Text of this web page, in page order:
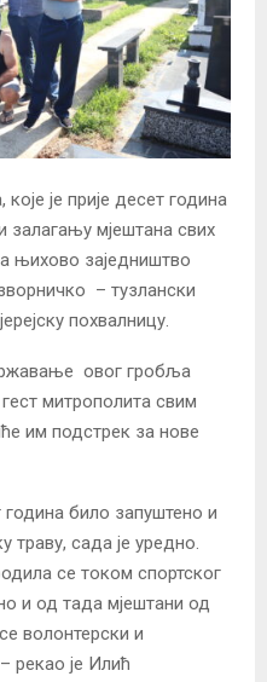
је прије десет година
залагању мјештана свих
а њихово заједништво
– тузлански
похвалницу.
овог гробља
митрополита свим
им подстрек за нове
година било запуштено и
траву, сада је уредно.
се током спортског
и од тада мјештани од
волонтерски и
рекао је Илић